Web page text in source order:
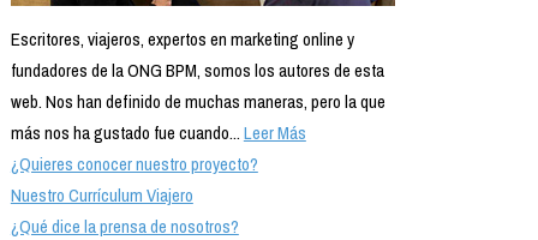
Escritores, viajeros, expertos en marketing online y
fundadores de la ONG BPM, somos los autores de esta
web. Nos han definido de muchas maneras, pero la que
más nos ha gustado fue cuando...Leer Más
¿Quieres conocer nuestro proyecto?
Nuestro Currículum Viajero
¿Qué dice la prensa de nosotros?